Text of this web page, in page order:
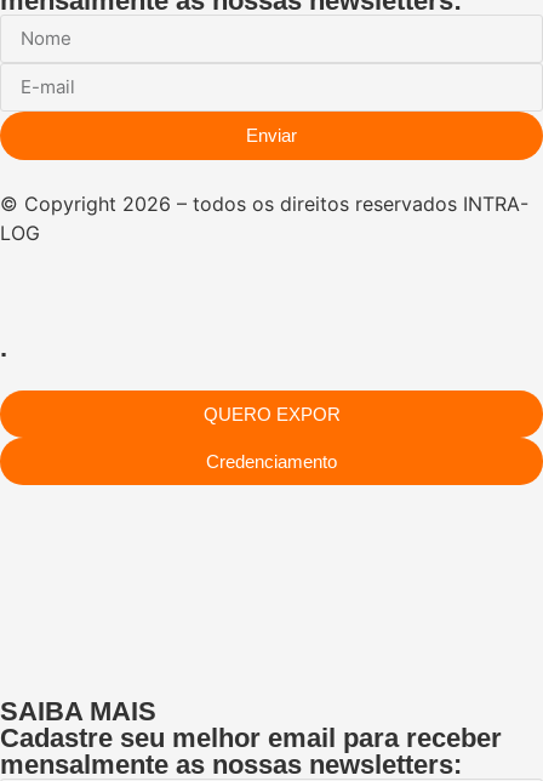
Enviar
© Copyright 2026 – todos os direitos reservados INTRA-
LOG
.
QUERO EXPOR
Credenciamento
SAIBA MAIS
Cadastre seu melhor email para receber
mensalmente as nossas newsletters: